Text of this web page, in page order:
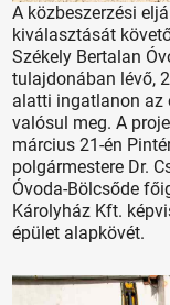
A közbeszerzési
kiválasztását
Székely Bertalan
tulajdonában lévő,
alatti ingatlanon az
valósul meg. A
március 21-én
polgármestere Dr.
Óvoda-Bölcsőde
Károlyház Kft.
épület alapkövét.